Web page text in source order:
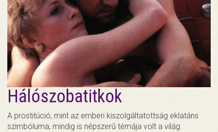
Hálószobatitkok
A prostitúció, mint az emberi kiszolgáltatottság eklatáns
szimbóluma, mindig is népszerű témája volt a világ